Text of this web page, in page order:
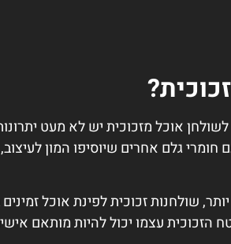
אוכל מזכוכית יש לא מעט
גלם אחרים שיוסיפו המון
שולחנות זכוכית לפינת אוכל
הזכוכית עצמו יכול להיות מותאם